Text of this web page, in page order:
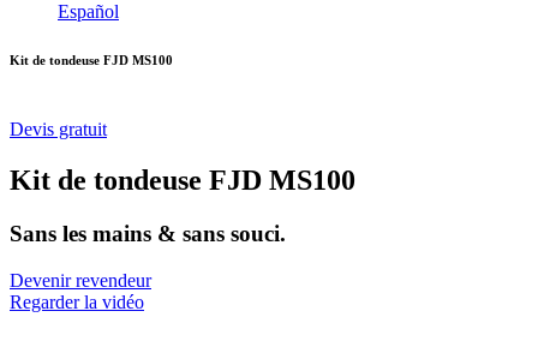
Español
Kit de tondeuse FJD MS100
Devis gratuit
Kit de tondeuse FJD MS100
Sans les mains & sans souci.
Devenir revendeur
Regarder la vidéo